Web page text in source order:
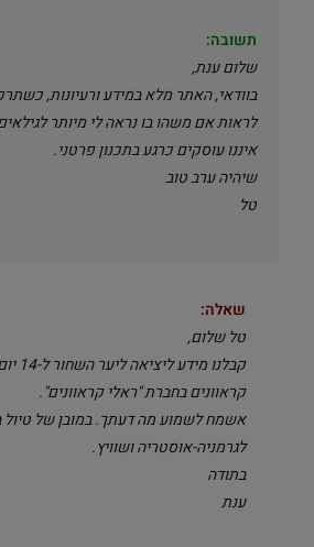
תשובה:
שלום ענת,
בוודאי, האתר מלא במידע ורעיונות,
לראות אם משהו בו נראה לי מיותר
איננו עוסקים כרגע בתכנון פרטני.
שיהיה ערב טוב
טל
שאלה:
טל שלום,
קבלנו
קראוונים בחברת "ראלי קראוונים".
אשמח לשמוע מה דעתך. במובן של טיול
לגרמניה-אוסטריה ושוויץ.
בתודה
ענת